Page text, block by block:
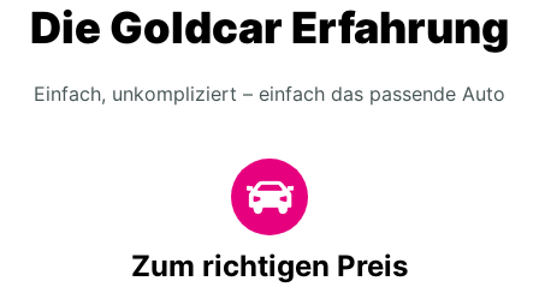
Die Goldcar Erfahrung
Einfach, unkompliziert – einfach das passende Auto
Zum richtigen Preis